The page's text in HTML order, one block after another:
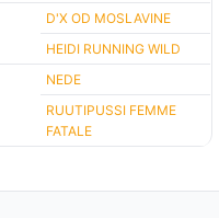
D'X OD MOSLAVINE
HEIDI RUNNING WILD
NEDE
RUUTIPUSSI FEMME
FATALE